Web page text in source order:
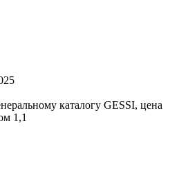
каталогу GESSI, цена
1,1